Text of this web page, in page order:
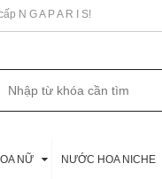
N G A P A R I S!
NỮ NƯỚC HOA NICHE